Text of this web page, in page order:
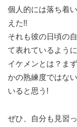
個人的には落ち着
えた!!
それも彼の日頃の
て表れているように
イケメンとは？ま
かの熟練度ではな
いると思う!
ぜひ、自分も見習